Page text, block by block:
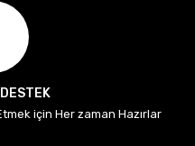
için Her zaman Hazırlar